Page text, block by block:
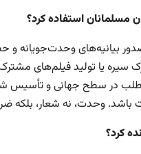
مسلمانان استفاده کرد؟
بیانیه‌های وحدت‌جویانه و
یا تولید فیلم‌های
در سطح جهانی و
باشد. وحدت، نه شعار،
کرد؟